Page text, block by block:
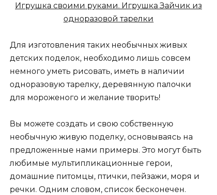
Игрушка своими руками. Игрушка Зайчик из
одноразовой тарелки
Для изготовления таких необычных живых
детских поделок, необходимо лишь совсем
немного уметь рисовать, иметь в наличии
одноразовую тарелку, деревянную палочки
для мороженого и желание творить!
Вы можете создать и свою собственную
необычную живую поделку, основываясь на
предложенные нами примеры. Это могут быть
любимые мультипликационные герои,
домашние питомцы, птички, пейзажи, моря и
речки. Одним словом, список бесконечен.